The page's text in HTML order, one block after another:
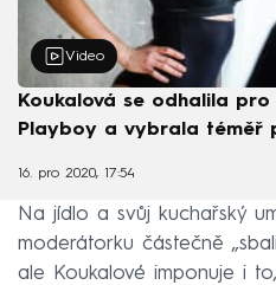
Video
Koukalová se odhalila
Playboy a vybrala téměř
16. pro 2020, 17:54
Na jídlo a svůj kuchařský
moderátorku částečně
ale Koukalové imponuje i